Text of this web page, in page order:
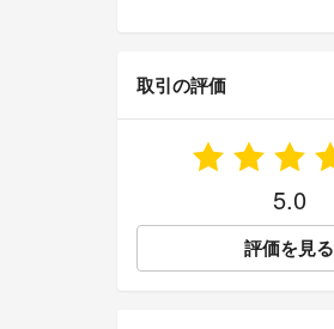
取引の評価
5.0
評価を見る